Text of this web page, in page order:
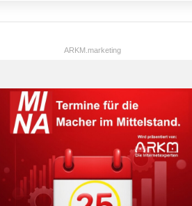
ARKM.marketing